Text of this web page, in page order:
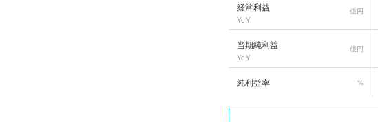
経常利益
YoY
億円
当期純利益
YoY
億円
純利益率 %